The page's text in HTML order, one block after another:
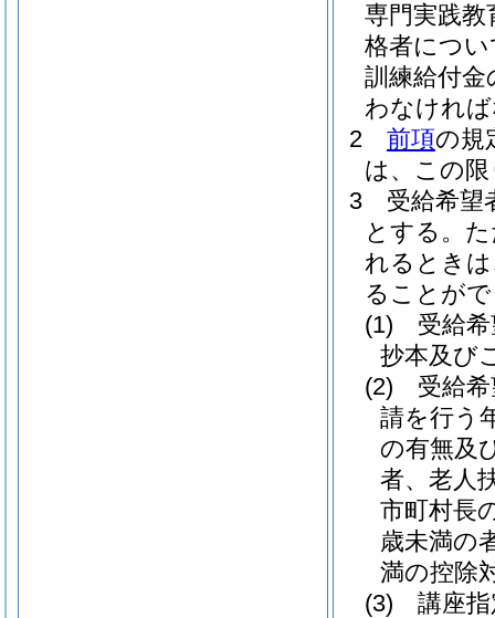
専門実践
格者につい
訓練給付
わなけれ
2
前項の規
は、この
3
受給希望
とする。
れるとき
ることが
(1)
受給
抄本及び
(2)
受給
請を行う
の有無及
者、老人
市町村長
歳未満の
満の控除
(3)
講座